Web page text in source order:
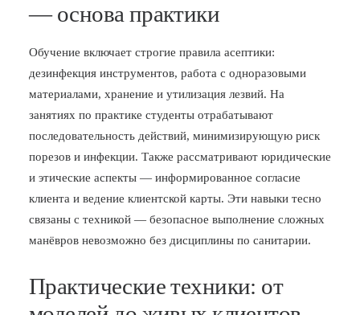
— основа практики
Обучение включает строгие правила асептики:
дезинфекция инструментов, работа с одноразовыми
материалами, хранение и утилизация лезвий. На
занятиях по практике студенты отрабатывают
последовательность действий, минимизирующую риск
порезов и инфекции. Также рассматривают юридические
и этические аспекты — информированное согласие
клиента и ведение клиентской карты. Эти навыки тесно
связаны с техникой — безопасное выполнение сложных
манёвров невозможно без дисциплины по санитарии.
Практические техники: от